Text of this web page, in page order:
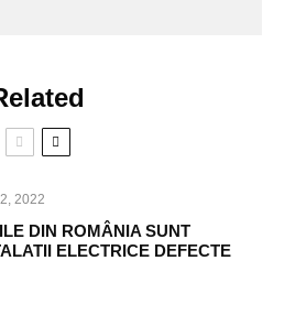
2022
DIN ROMÂNIA SUNT
ELECTRICE DEFECTE